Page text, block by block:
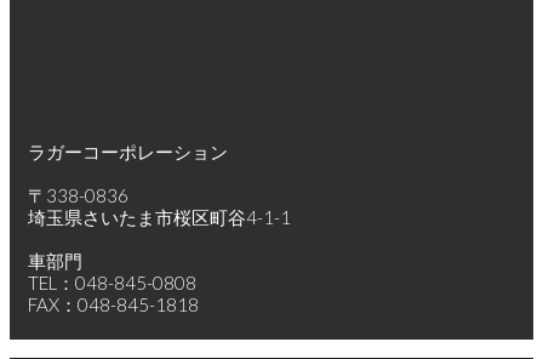
ラガーコーポレーション
〒338-0836
埼玉県さいたま市桜区町谷4-1-1
車部門
TEL：048-845-0808
FAX：048-845-1818